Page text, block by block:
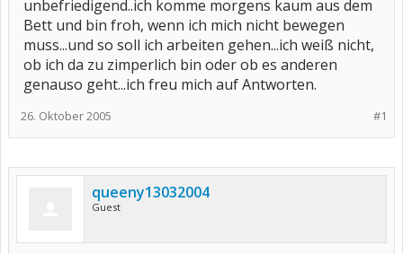
unbefriedigend..ich komme morgens kaum aus dem
Bett und bin froh, wenn ich mich nicht bewegen
muss...und so soll ich arbeiten gehen...ich weiß nicht,
ob ich da zu zimperlich bin oder ob es anderen
genauso geht...ich freu mich auf Antworten.
#1
26. Oktober 2005
queeny13032004
Guest